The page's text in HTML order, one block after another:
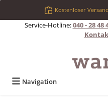
Zum Hauptinhalt springen
Kostenloser
Service-Hotline:040 - 28 48
Navigation